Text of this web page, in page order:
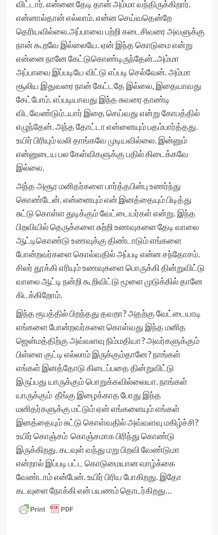
விட்டார். என்னை தேடி தான் அம்மா வந்திருக்கிறார்.
என்னால்தான் எல்லாம். என்ன செய்வதென்றே
தெரியவில்லை.அப்பாவை பற்றி கடைசிவரை அவளுக்கு
நான் கூறவே இல்லையே. ஏன் இந்த கொடுமை என்று
என்னை நானே கேட்டுகொண்டிருந்தேன்..அம்மா
அப்பாவை இப்படியே விட்டு எப்படி செல்வேன். அம்மா
சூலிய இதுவரை நான் கேட்டதே இல்லை, இதையாவது
கேட்போம். எப்படியாவது இந்த சுவரை தாண்டி
விடவேண்டும்..யார் இதை செய்வது என்று கோபத்தில்
எழுந்தேன். அந்த தோட்டா என்னையும் பதம்பார்த்தது.
உயிர் பிரியும் வலி தாங்கவே முடியவில்லை. இன்னும்
என்னுடைய பல கேள்விகளுக்கு பதில் கிடைக்கவே
இல்லை.
அந்த அசூர மனிதர்களை பார்த்தபின்பு உணர்ந்து
கொண்டேன். என்னையும் என் இனத்தையும் பிடித்து
சுட்டு கொள்ள துடிக்கும் வேட்டையர்கள் என்று. இந்த
பிறவியில் தெருக்களை சுற்றி உணவுகளை தேடி வாலை
ஆட்டிகொண்டு உணவுக்கு திண்டாடும் எங்களை
போன்றவர்களை கொல்வதில் அப்படி என்ன சந்தோசம்.
சிலர் தூக்கி எரியும் உணவுகளை பொருக்கி தின்றுவிட்டு
வாலை ஆட்டி நன்றி கூறிவிட்டு மூளை முடுக்கில் தானே
கிடக்கிறோம்.
இந்த ரூபத்தில் பிறந்தது தவறா? அதற்கு வேட்டையாடி
எங்களை போன்றவர்களை கொள்வது இந்த மனித
ஜென்மத்திற்கு அவ்வளவு நிம்மதியா? அவர்களுக்கும்
பிள்ளை குட்டி எல்லாம் இருக்கும்தானே? நாங்கள்
எங்கள் இனத்தோடு கிடைப்பதை தின்றுவிட்டு
இருப்பது யாருக்கும் பொறுக்கவில்லையா. நாங்கள்
யாருக்கும் தீங்கு இழைக்காத போது இந்த
மனிதர்களுக்கு மட்டும் ஏன் எங்களையும் எங்கள்
இனத்தையும் சுட்டு கொள்வதில் அவ்வளவு மகிழ்ச்சி?
உயிர் கொஞ்சம் கொஞ்சமாக பிரிந்து கொண்டு
இருக்கிறது. கடவுள் வந்து மறு பிறவி வேண்டுமா
என்றால் இப்படி பட்ட கொடுமையான வாழ்க்கை
வேண்டாம் என்பேன். உயிர் பிரிய போகிறது. இதோ
கடவுளை நோக்கி என் பயணம் தொடர்கிறது…